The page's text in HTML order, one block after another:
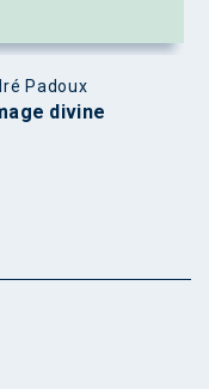
Padoux
divine